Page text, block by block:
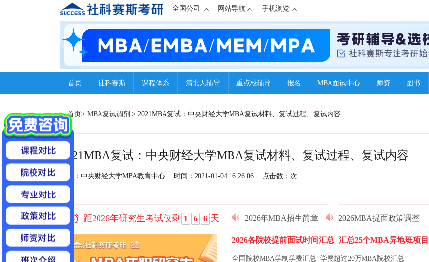
全国公司 网站导航 手机浏览
首页 社科赛斯 课程体系 清北人辅导 重点校辅导 报名 MBA面试中心 师资 图书
首页> MBA复试调剂 > 2021MBA复试：中央财经大学MBA复试材料、复试过程、复试内容
2021MBA复试：中央财经大学MBA复试材料、复试过程、复试内容
来源：中央财经大学MBA教育中心 时间：2021-01-04 16:26:06 点击数： 次
距2026年研究生考试仅剩 1 6 6 天 2026年MBA招生简章 2026MBA提面政策调整
2026各院校提前面试时间汇总 汇总25个MBA异地班项目
全国院校MBA学制学费汇总 学费超过20万MBA院校汇总